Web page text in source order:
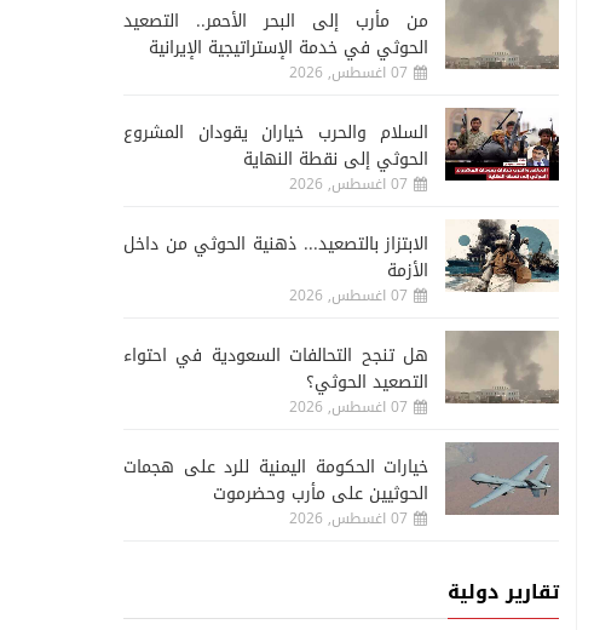
من مأرب إلى البحر الأحمر.. التصعيد
الحوثي في خدمة الإستراتيجية الإيرانية
07 اغسطس, 2026
السلام والحرب خياران يقودان المشروع
الحوثي إلى نقطة النهاية
07 اغسطس, 2026
الابتزاز بالتصعيد... ذهنية الحوثي من داخل
الأزمة
07 اغسطس, 2026
هل تنجح التحالفات السعودية في احتواء
التصعيد الحوثي؟
07 اغسطس, 2026
خيارات الحكومة اليمنية للرد على هجمات
الحوثيين على مأرب وحضرموت
07 اغسطس, 2026
تقارير دولية